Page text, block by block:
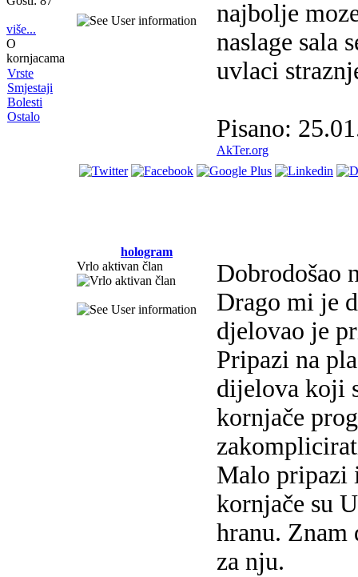
više...
O
kornjacama
Vrste
Smjestaji
Bolesti
Ostalo
najbolje
naslage sala
uvlaci
Pisano:
AkTer.org
hologram
Vrlo aktivan član
Dobrodošao
Drago mi je
djelovao je
Pripazi na
dijelova koji
kornjače
Malo pripazi
kornjače su
hranu.
za nju.